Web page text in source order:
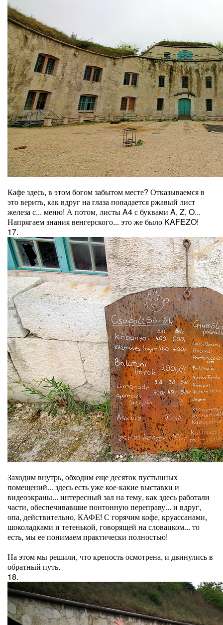
Кафе здесь, в этом богом забытом месте? Отказываемся в
это верить, как вдруг на глаза попадается ржавый лист
железа с... меню! А потом, листы A4 с буквами A, Z, O...
Напрягаем знания венгерского... это же было KAFEZO!
17.
Заходим внутрь, обходим еще десяток пустынных
помещений... здесь есть уже кое-какие выставки и
видеоэкраны... интересный зал на тему, как здесь работали
части, обеспечивавшие понтонную переправу... и вдруг,
опа, действительно, КАФЕ! С горячим кофе, круассанами,
шоколадками и тетенькой, говорящей на словацком... то
есть, мы ее понимаем практически полностью!
На этом мы решили, что крепость осмотрена, и двинулись в
обратный путь.
18.